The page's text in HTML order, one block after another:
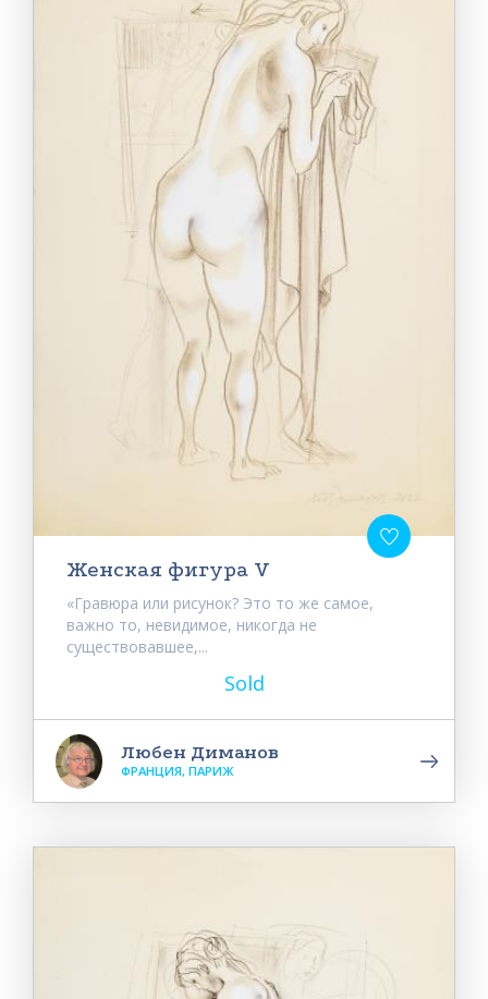
Женская фигура V
«Гравюра или рисунок? Это то же самое,
важно то, невидимое, никогда не
существовавшее,...
Sold
Любен Диманов
ФРАНЦИЯ, ПАРИЖ